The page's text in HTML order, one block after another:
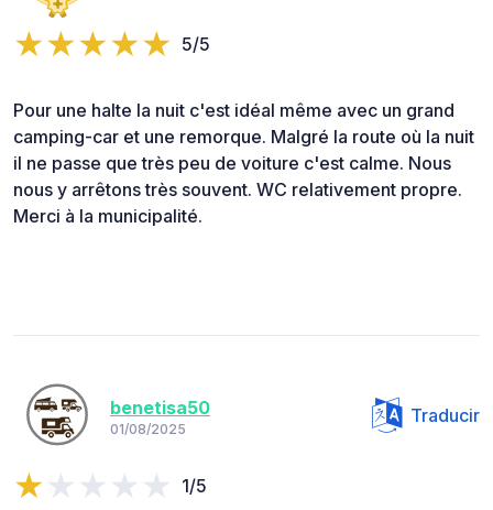
5/5
Pour une halte la nuit c'est idéal même avec un grand
camping-car et une remorque. Malgré la route où la nuit
il ne passe que très peu de voiture c'est calme. Nous
nous y arrêtons très souvent. WC relativement propre.
Merci à la municipalité.
benetisa50
01/08/2025
Traducir
1/5